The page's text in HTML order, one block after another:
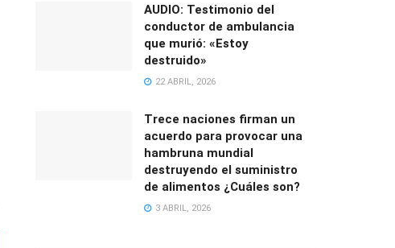
AUDIO: Testimonio del
conductor de ambulancia
que murió: «Estoy
destruido»
22 ABRIL, 2026
Trece naciones firman un
acuerdo para provocar una
hambruna mundial
destruyendo el suministro
de alimentos ¿Cuáles son?
3 ABRIL, 2026